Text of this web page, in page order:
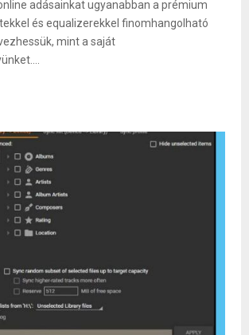
adásainkat ugyanabban a prémium
és equalizerekkel finomhangolható
mint a saját